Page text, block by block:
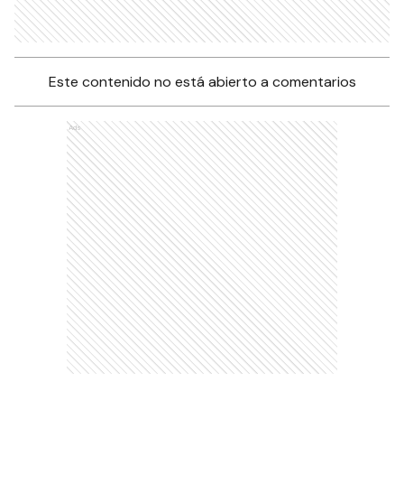
Este contenido no está abierto a comentarios
Ads